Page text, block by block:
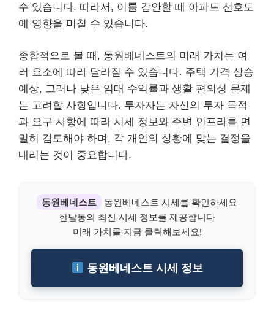
수 있습니다. 따라서, 이를 감안할 때 아파트 선호도
에 영향을 미칠 수 있습니다.
종합적으로 볼 때, 동원베네스트의 미래 가치는 여
러 요소에 따라 달라질 수 있습니다. 주택 가격 상승
예상, 그러나 낮은 임대 수익률과 생활 편의성 문제
는 고려할 사항입니다. 투자자는 자신의 투자 목적
과 요구 사항에 따라 시세 정보와 주변 인프라를 면
밀히 검토해야 하며, 각 개인의 상황에 맞는 결정을
내리는 것이 중요합니다.
동원베네스트
동원베네스트 시세를 확인하세요
한남동의 최신 시세 정보를 제공합니다
미래 가치를 지금 클릭해보세요!
동원베네스트 시세 정보